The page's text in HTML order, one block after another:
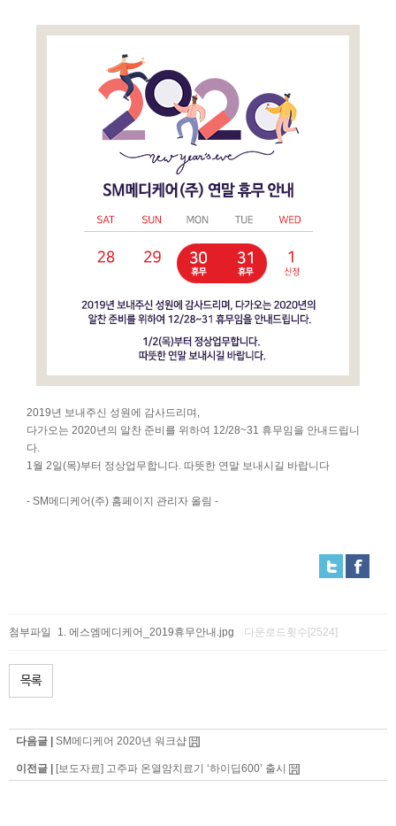
2019년 보내주신 성원에 감사드리며,
다가오는 2020년의 알찬 준비를 위하여 12/28~31 휴무임을 안내드립니
다.
1월 2일(목)부터 정상업무합니다. 따뜻한 연말 보내시길 바랍니다
- SM메디케어(주) 홈페이지 관리자 올림 -
첨부파일 에스엠메디케어_2019휴무안내.jpg 다운로드횟수[2524]
목록
다음글 | SM메디케어 2020년 워크샵
이전글 | [보도자료] 고주파 온열암치료기 ‘하이딥600’ 출시